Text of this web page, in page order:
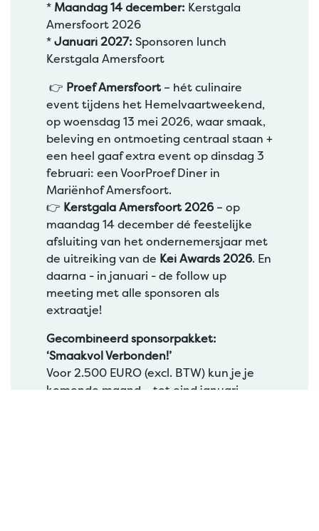
* Maandag 14 december: Kerstgala
Amersfoort 2026
* Januari 2027: Sponsoren lunch
Kerstgala Amersfoort
👉 Proef Amersfoort – hét culinaire
event tijdens het Hemelvaartweekend,
op woensdag 13 mei 2026, waar smaak,
beleving en ontmoeting centraal staan +
een heel gaaf extra event op dinsdag 3
februari: een VoorProef Diner in
Mariënhof Amersfoort.
👉 Kerstgala Amersfoort 2026 – op
maandag 14 december dé feestelijke
afsluiting van het ondernemersjaar met
de uitreiking van de Kei Awards 2026. En
daarna - in januari - de follow up
meeting met alle sponsoren als
extraatje!
Gecombineerd sponsorpakket:
‘Smaakvol Verbonden!’
Voor 2.500 EURO (excl. BTW) kun je je
komende maand – tot eind januari –